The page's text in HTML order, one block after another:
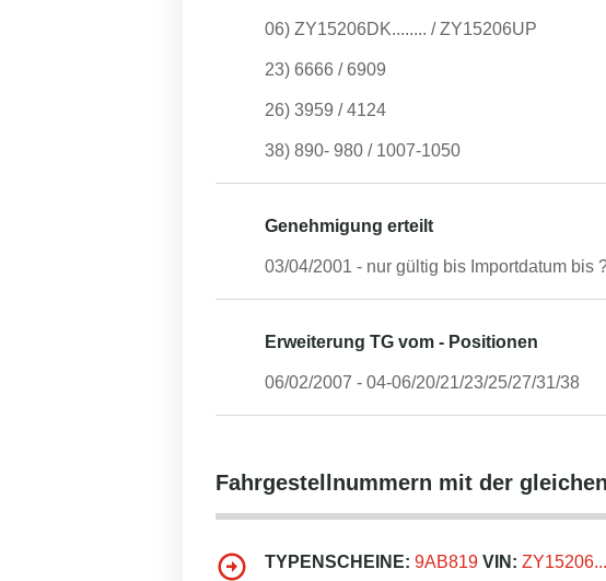
06) ZY15206DK........ / ZY15206UP
23) 6666 / 6909
26) 3959 / 4124
38) 890- 980 / 1007-1050
Genehmigung erteilt
03/04/2001 - nur gültig bis Importdatum bis
Erweiterung TG vom - Positionen
06/02/2007 - 04-06/20/21/23/25/27/31/38
Fahrgestellnummern mit der
TYPENSCHEINE: 9AB819 VIN: